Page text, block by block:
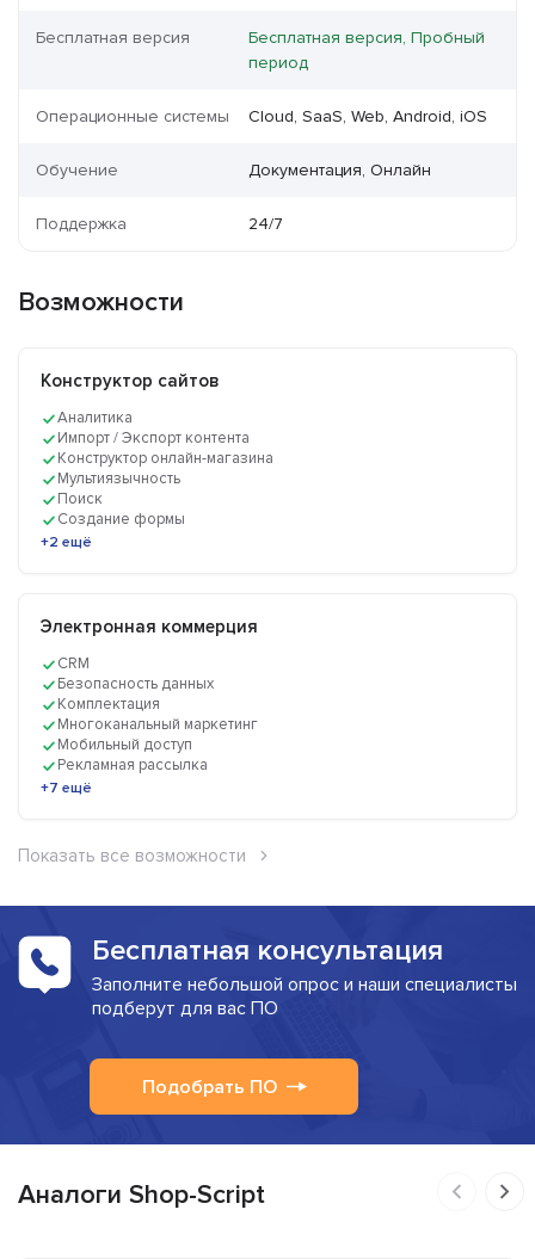
Бесплатная версия
Бесплатная версия, Пробный
период
Операционные системы Cloud, SaaS, Web, Android, iOS
Обучение Документация, Онлайн
Поддержка 24/7
Возможности
Конструктор сайтов
Аналитика
Импорт / Экспорт контента
Конструктор онлайн-магазина
Мультиязычность
Поиск
Создание формы
+2 ещё
Электронная коммерция
CRM
Безопасность данных
Комплектация
Многоканальный маркетинг
Мобильный доступ
Рекламная рассылка
+7 ещё
Показать все возможности
Бесплатная консультация
Заполните небольшой опрос и наши специалисты
подберут для вас ПО
Подобрать ПО
Аналоги Shop-Script